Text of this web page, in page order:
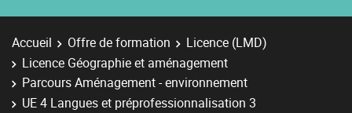
Accueil Offre de formation
Licence (LMD)
Licence Géographie et aménagement
Parcours Aménagement - environnement
UE 4 Langues et préprofessionnalisation 3